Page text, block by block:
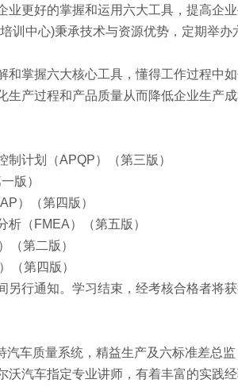
业更好的掌握和运用六大工具，提高企
训中心)秉承技术与资源优势，定期举办
和掌握六大核心工具，懂得工作过程中
生产过程和产品质量从而降低企业生产
计划（APQP）（第三版）
版）
）（第四版）
（FMEA）（第五版）
第二版）
第四版）
另行通知。学习结束，经考核合格者将
车质量系统，精益生产及六标准差总
沃汽车指定专业讲师，有着丰富的实践经